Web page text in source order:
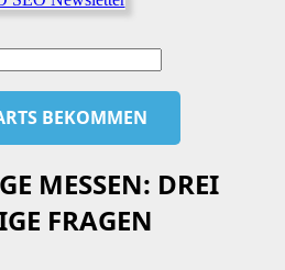
MESSEN: DREI
FRAGEN